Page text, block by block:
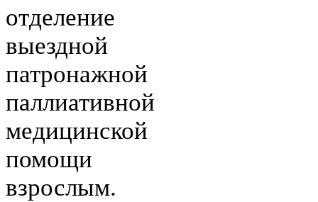
отделение
выездной
патронажной
паллиативной
медицинской
помощи
взрослым.